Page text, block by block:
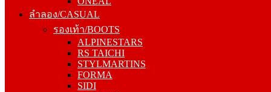
ลำลอง/CASUAL
รองเท้า/BOOTS
ALPINESTARS
RS TAICHI
STYLMARTINS
FORMA
SIDI
รองเท้า/BOOTS
ALPINESTARS
RS TAICHI
STYLMARTINS
FORMA
SIDI
GAERNE
ยีนส์/JEANS